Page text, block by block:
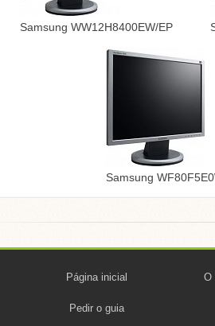
Samsung WW12H8400EW/EP
Samsung
Página inicial O
Pedir o guia